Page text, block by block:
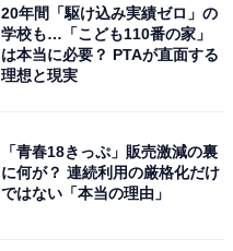
20年間「駆け込み実績ゼロ」の
学校も…「こども110番の家」
は本当に必要？ PTAが直面する
理想と現実
「青春18きっぷ」販売激減の裏
に何が？ 連続利用の厳格化だけ
ではない「本当の理由」